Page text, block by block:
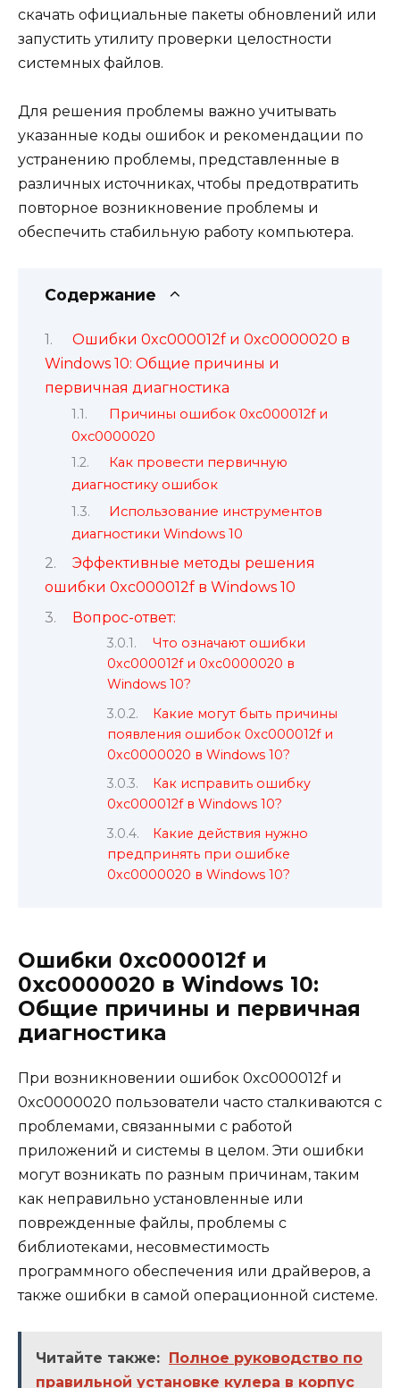
скачать официальные пакеты обновлений или
запустить утилиту проверки целостности
системных файлов.
Для решения проблемы важно учитывать
указанные коды ошибок и рекомендации по
устранению проблемы, представленные в
различных источниках, чтобы предотвратить
повторное возникновение проблемы и
обеспечить стабильную работу компьютера.
Содержание
Ошибки 0xc000012f и 0xc0000020 в
Windows 10: Общие причины и
первичная диагностика
Причины ошибок 0xc000012f и
0xc0000020
Как провести первичную
диагностику ошибок
Использование инструментов
диагностики Windows 10
Эффективные методы решения
ошибки 0xc000012f в Windows 10
Вопрос-ответ:
Что означают ошибки
0xc000012f и 0xc0000020 в
Windows 10?
Какие могут быть причины
появления ошибок 0xc000012f и
0xc0000020 в Windows 10?
Как исправить ошибку
0xc000012f в Windows 10?
Какие действия нужно
предпринять при ошибке
0xc0000020 в Windows 10?
Ошибки 0xc000012f и
0xc0000020 в Windows 10:
Общие причины и первичная
диагностика
При возникновении ошибок 0xc000012f и
0xc0000020 пользователи часто сталкиваются с
проблемами, связанными с работой
приложений и системы в целом. Эти ошибки
могут возникать по разным причинам, таким
как неправильно установленные или
поврежденные файлы, проблемы с
библиотеками, несовместимость
программного обеспечения или драйверов, а
также ошибки в самой операционной системе.
Читайте также:
Полное руководство по
правильной установке кулера в корпус